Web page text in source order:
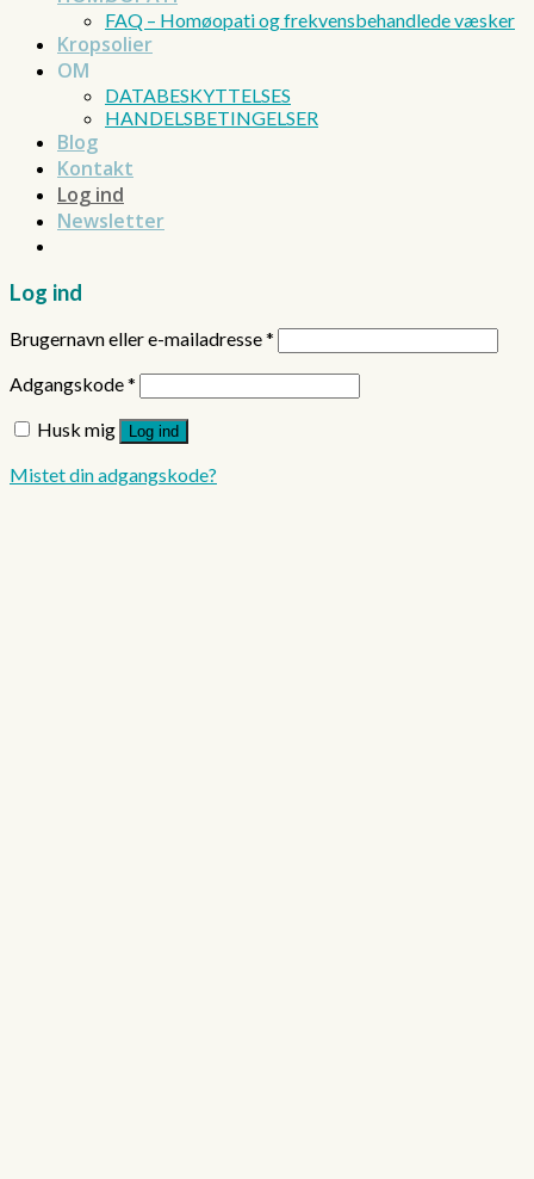
FAQ – Homøopati og frekvensbehandlede væsker
Kropsolier
OM
DATABESKYTTELSES
HANDELSBETINGELSER
Blog
Kontakt
Log ind
Newsletter
Log ind
Brugernavn eller e-mailadresse*
Adgangskode*
Husk mig
Log ind
Mistet din adgangskode?